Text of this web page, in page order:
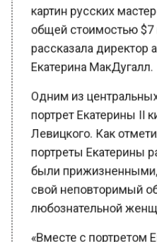
общей стоимостью
рассказала директор
Екатерина МакДугалл.
портрет Екатерины II
Левицкого. Как
портреты Екатерины
были
свой неповторимый
любознательной
«Вместе с портретом